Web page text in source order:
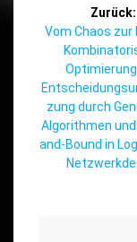
Zurück:
Vorheriger
Beitrag:
Vom Chaos zur
zung durch
Algorithmen
and-Bound in